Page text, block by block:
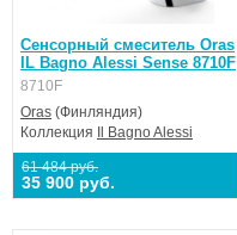
Сенсорный смеситель Oras
IL Bagno Alessi Sense 8710F
8710F
Oras (Финляндия)
Коллекция Il Bagno Alessi
61 484 руб.
35 900 руб.